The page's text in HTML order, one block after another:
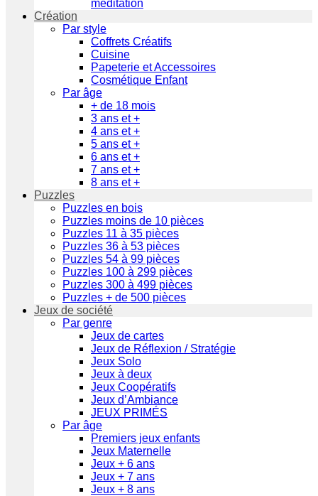
méditation
Création
Par style
Coffrets Créatifs
Cuisine
Papeterie et Accessoires
Cosmétique Enfant
Par âge
+ de 18 mois
3 ans et +
4 ans et +
5 ans et +
6 ans et +
7 ans et +
8 ans et +
Puzzles
Puzzles en bois
Puzzles moins de 10 pièces
Puzzles 11 à 35 pièces
Puzzles 36 à 53 pièces
Puzzles 54 à 99 pièces
Puzzles 100 à 299 pièces
Puzzles 300 à 499 pièces
Puzzles + de 500 pièces
Jeux de société
Par genre
Jeux de cartes
Jeux de Réflexion / Stratégie
Jeux Solo
Jeux à deux
Jeux Coopératifs
Jeux d’Ambiance
JEUX PRIMÉS
Par âge
Premiers jeux enfants
Jeux Maternelle
Jeux + 6 ans
Jeux + 7 ans
Jeux + 8 ans